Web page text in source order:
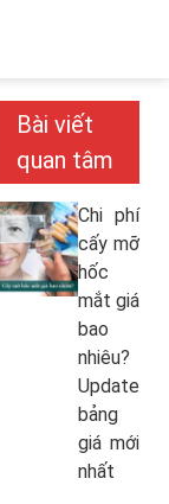
Bài viết
quan tâm
Chi phí
cấy mỡ
hốc
mắt giá
bao
nhiêu?
Update
bảng
giá mới
nhất